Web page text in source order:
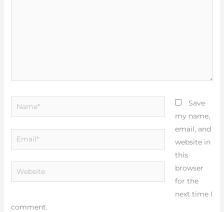
Name*
Email*
Website
Save
my name,
email, and
website in
this
browser
for the
next time I
comment.